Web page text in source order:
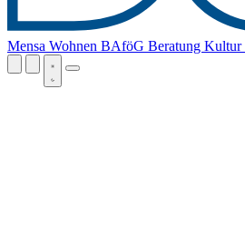
Mensa Wohnen BAföG Beratung Kultur